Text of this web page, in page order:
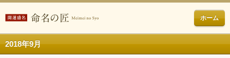
ホーム
2018年9月